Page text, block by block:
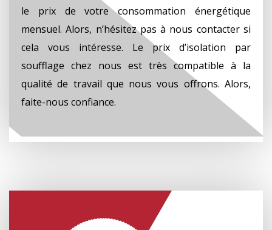
le prix de votre consommation énergétique
mensuel. Alors, n’hésitez pas à nous contacter si
cela vous intéresse. Le prix d’isolation par
soufflage chez nous est très compatible à la
qualité de travail que nous vous offrons. Alors,
faite-nous confiance.